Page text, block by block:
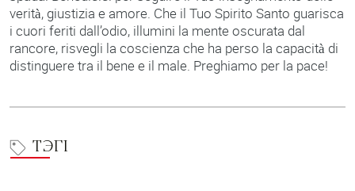
verità, giustizia e amore. Che il Tuo Spirito Santo guarisca
i cuori feriti dall’odio, illumini la mente oscurata dal
rancore, risvegli la coscienza che ha perso la capacità di
distinguere tra il bene e il male. Preghiamo per la pace!
ТЭГІ